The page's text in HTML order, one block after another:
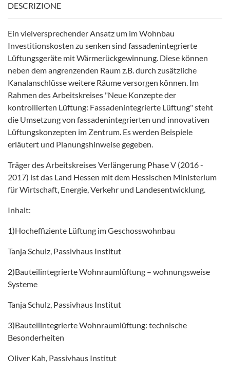
DESCRIZIONE
Ein vielversprechender Ansatz um im Wohnbau
Investitionskosten zu senken sind fassadenintegrierte
Lüftungsgeräte mit Wärmerückgewinnung. Diese können
neben dem angrenzenden Raum z.B. durch zusätzliche
Kanalanschlüsse weitere Räume versorgen können. Im
Rahmen des Arbeitskreises "Neue Konzepte der
kontrollierten Lüftung: Fassadenintegrierte Lüftung" steht
die Umsetzung von fassadenintegrierten und innovativen
Lüftungskonzepten im Zentrum. Es werden Beispiele
erläutert und Planungshinweise gegeben.
Träger des Arbeitskreises Verlängerung Phase V (2016 -
2017) ist das Land Hessen mit dem Hessischen Ministerium
für Wirtschaft, Energie, Verkehr und Landesentwicklung.
Inhalt:
1)Hocheffiziente Lüftung im Geschosswohnbau
Tanja Schulz, Passivhaus Institut
2)Bauteilintegrierte Wohnraumlüftung – wohnungsweise
Systeme
Tanja Schulz, Passivhaus Institut
3)Bauteilintegrierte Wohnraumlüftung: technische
Besonderheiten
Oliver Kah, Passivhaus Institut